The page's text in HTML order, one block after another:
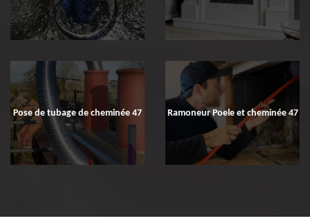
Pose de tubage de cheminée 47 Ramoneur Poele et cheminée 47